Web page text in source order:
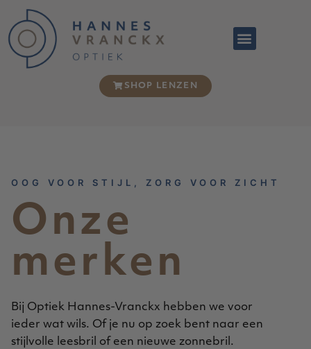
SHOP LENZEN
OOG VOOR STIJL, ZORG VOOR ZICHT
Onze
merken
Bij Optiek Hannes-Vranckx hebben we voor
ieder wat wils. Of je nu op zoek bent naar een
stijlvolle leesbril of een nieuwe zonnebril.